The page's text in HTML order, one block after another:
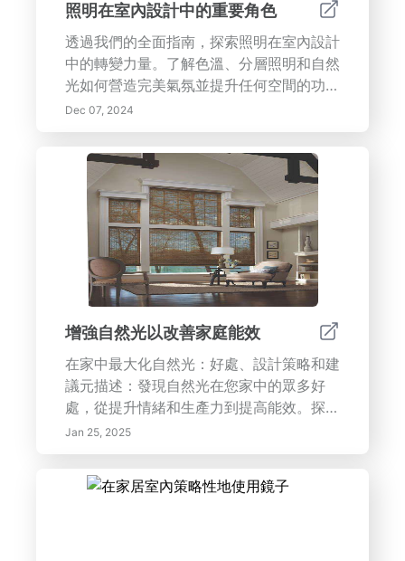
照明在室內設計中的重要角色
透過我們的全面指南，探索照明在室內設計
中的轉變力量。了解色溫、分層照明和自然
光如何營造完美氣氛並提升任何空間的功能
性。學習將智能照明解決方案融入設計，選
擇合適的燈具以補充您的設計主題，同時優
先考慮能效和可持續性。從創建焦點到設置
氛圍和增強空間感，我們的專家提示和創新
技巧將幫助您打造迷人、時尚和實用的室內
環境，反映您的個人風格。利用有效的照明
策略來轉變您的家，慶祝美與功能。
Dec 07, 2024
增強自然光以改善家庭能效
在家中最大化自然光：好處、設計策略和建
議元描述：發現自然光在您家中的眾多好
處，從提升情緒和生產力到提高能效。探索
有效的設計策略、智能技術和景觀設計技
巧，創造更明亮、更健康的居住空間。學習
如何選擇合適的窗戶、利用反射表面和實施
開放式平面布局，以最大限度地利用自然
Jan 25, 2025